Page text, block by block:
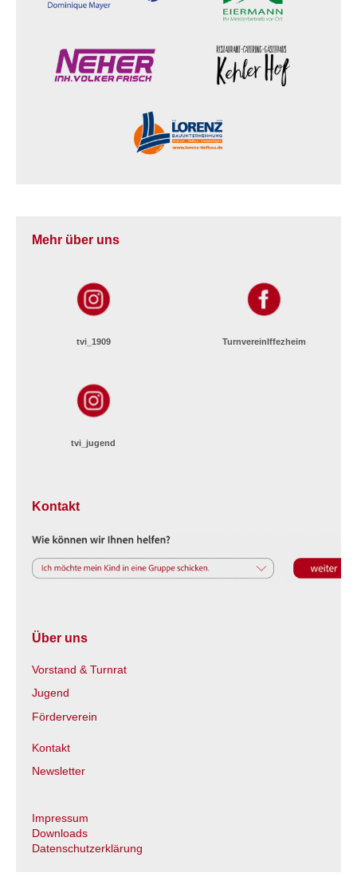
Mehr über uns
tvi_1909 TurnvereinIffezheim
tvi_jugend
Kontakt
Über uns
Vorstand & Turnrat
Jugend
Förderverein
Kontakt
Newsletter
Impressum
Downloads
Datenschutzerklärung